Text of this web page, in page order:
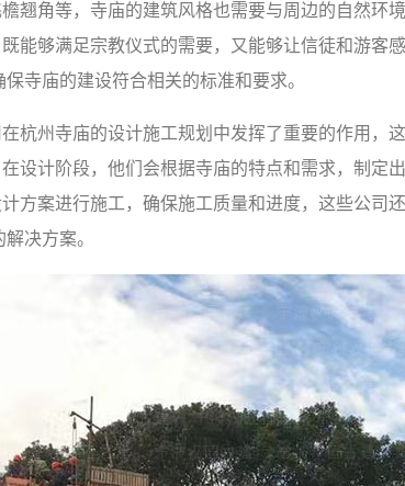
翘角等，寺庙的建筑风格也需要与周边的自然环
能够满足宗教仪式的需要，又能够让信徒和游客
寺庙的建设符合相关的标准和要求。
杭州寺庙的设计施工规划中发挥了重要的作用，
设计阶段，他们会根据寺庙的特点和需求，制定
方案进行施工，确保施工质量和进度，这些公司
决方案。